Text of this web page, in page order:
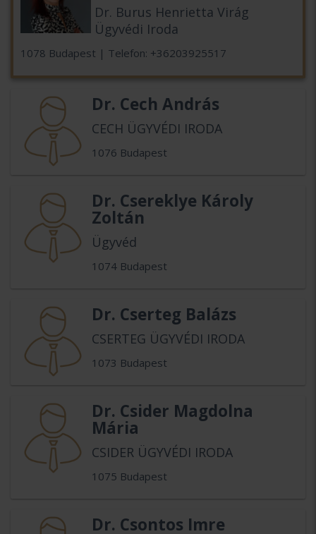
Dr. Burus Henrietta Virág
Ügyvédi Iroda
1078 Budapest | Telefon: +36203925517
Dr. Cech András
CECH ÜGYVÉDI IRODA
1076 Budapest
Dr. Csereklye Károly
Zoltán
Ügyvéd
1074 Budapest
Dr. Cserteg Balázs
CSERTEG ÜGYVÉDI IRODA
1073 Budapest
Dr. Csider Magdolna
Mária
CSIDER ÜGYVÉDI IRODA
1075 Budapest
Dr. Csontos Imre